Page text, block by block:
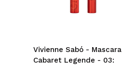
Vivienne Sabó - Mascara
Cabaret Legende - 03: